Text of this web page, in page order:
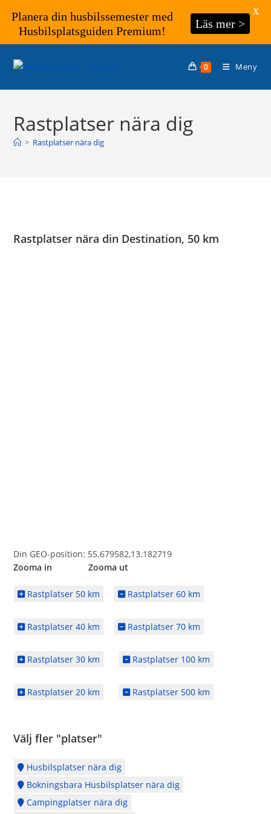
0 Meny
Rastplatser nära dig
> Rastplatser nära dig
Rastplatser nära din Destination, 50 km
Din GEO-position: 55.679582,13.182719
Zooma in Zooma ut
Rastplatser 50 km Rastplatser 60 km
Rastplatser 40 km Rastplatser 70 km
Rastplatser 30 km Rastplatser 100 km
Rastplatser 20 km Rastplatser 500 km
Välj fler "platser"
Husbilsplatser nära dig
Bokningsbara Husbilsplatser nära dig
Campingplatser nära dig
Planera din husbilssemester med
Husbilsplatsguiden Premium!
Läs mer >
X